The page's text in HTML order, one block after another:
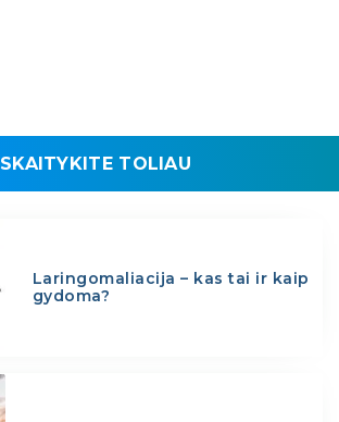
SKAITYKITE TOLIAU
Laringomaliacija – kas tai ir kaip
gydoma?